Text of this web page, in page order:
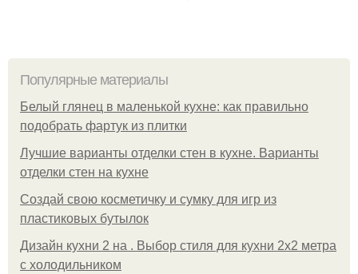
Популярные материалы
Белый глянец в маленькой кухне: как правильно
подобрать фартук из плитки
Лучшие варианты отделки стен в кухне. Варианты
отделки стен на кухне
Создай свою косметичку и сумку для игр из
пластиковых бутылок
Дизайн кухни 2 на . Выбор стиля для кухни 2х2 метра
с холодильником